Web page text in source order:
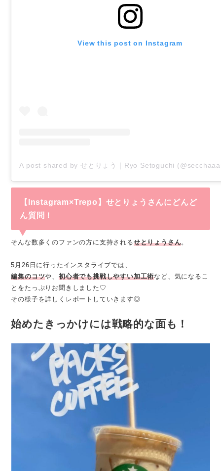
View this post on Instagram
A post shared by せとりょう｜Ryo Setoguchi
【Instagram×Trepo】せとりょうさんにどんど
ん質問！
そんな数多くのファンの方に支持されるせとりょうさん。
5月26日に行ったインスタライブでは、
編集のコツや、 初心者でも挑戦しやすい加工術など、気になるこ
とをたっぷりお聞きしました♡
その様子を詳しくレポートしていきます◎
始めたきっかけには戦略的な面も！